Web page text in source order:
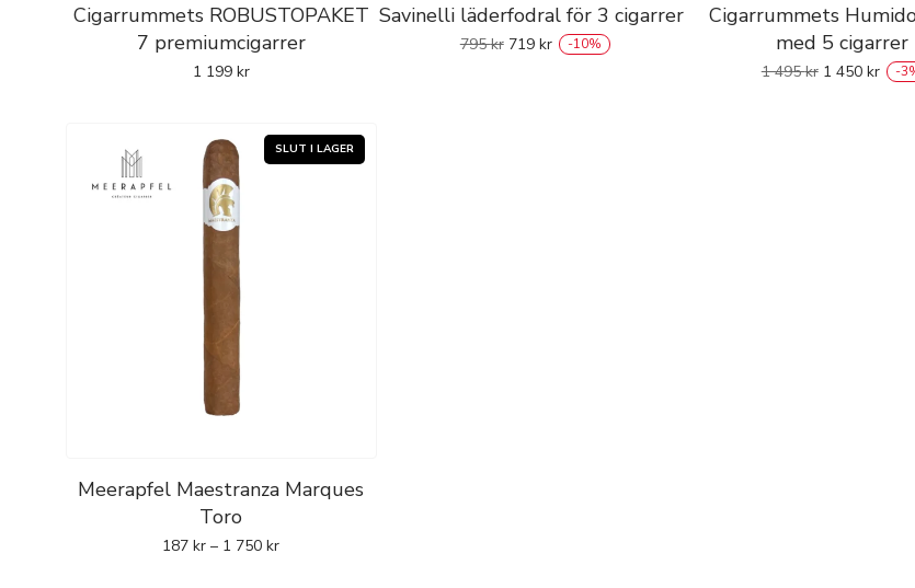
Cigarrummets ROBUSTOPAKET
7 premiumcigarrer
1 199 kr
Savinelli läderfodral för 3 cigarrer
795kr 719 kr -10%
Cigarrummets
med 5 cigarrer
1 495kr 1 450 kr -3
Meerapfel Maestranza Marques
Toro
187kr – 1 750kr